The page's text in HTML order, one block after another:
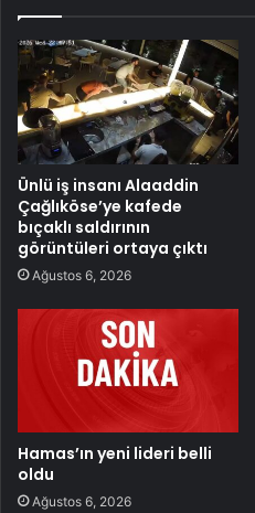
Ünlü iş insanı Alaaddin
Çağlıköse’ye kafede
bıçaklı saldırının
görüntüleri ortaya çıktı
Ağustos 6, 2026
Hamas’ın yeni lideri belli
oldu
Ağustos 6, 2026